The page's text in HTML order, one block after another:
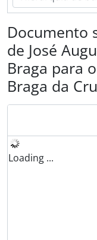
Documento
de José
Braga para
Braga da
Loading ...